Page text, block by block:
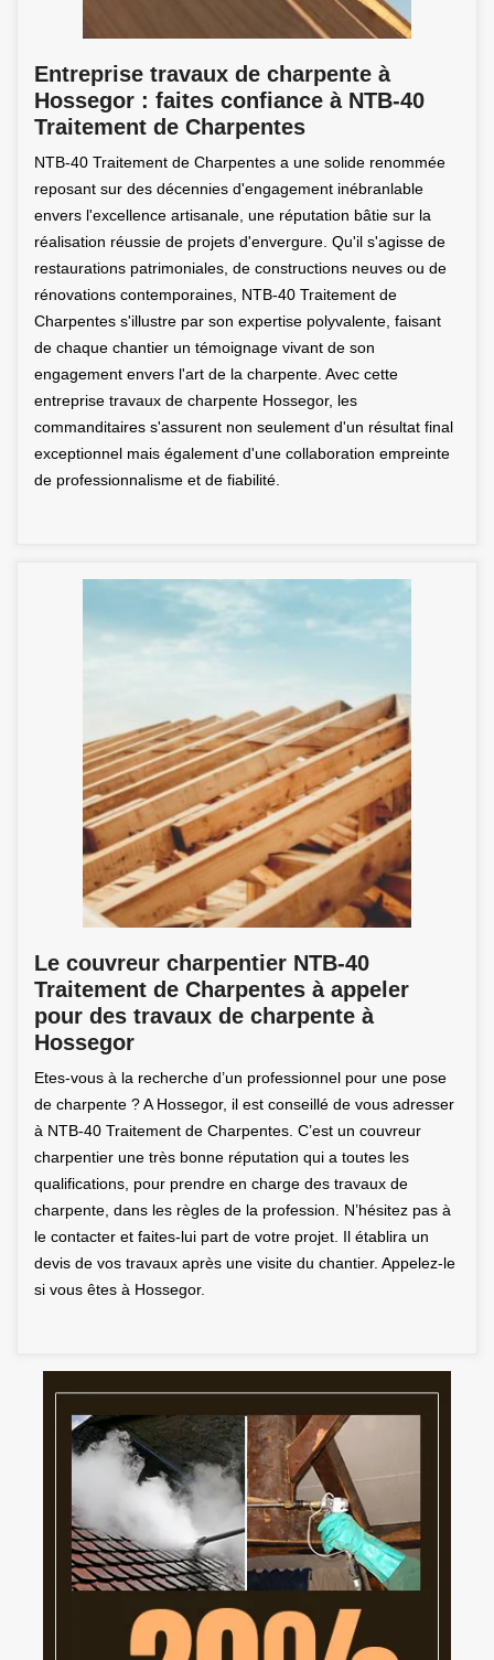
Entreprise travaux de charpente à
Hossegor : faites confiance à NTB-40
Traitement de Charpentes
NTB-40 Traitement de Charpentes a une solide renommée
reposant sur des décennies d'engagement inébranlable
envers l'excellence artisanale, une réputation bâtie sur la
réalisation réussie de projets d'envergure. Qu'il s'agisse de
restaurations patrimoniales, de constructions neuves ou de
rénovations contemporaines, NTB-40 Traitement de
Charpentes s'illustre par son expertise polyvalente, faisant
de chaque chantier un témoignage vivant de son
engagement envers l'art de la charpente. Avec cette
entreprise travaux de charpente Hossegor, les
commanditaires s'assurent non seulement d'un résultat final
exceptionnel mais également d'une collaboration empreinte
de professionnalisme et de fiabilité.
Le couvreur charpentier NTB-40
Traitement de Charpentes à appeler
pour des travaux de charpente à
Hossegor
Etes-vous à la recherche d’un professionnel pour une pose
de charpente ? A Hossegor, il est conseillé de vous adresser
à NTB-40 Traitement de Charpentes. C’est un couvreur
charpentier une très bonne réputation qui a toutes les
qualifications, pour prendre en charge des travaux de
charpente, dans les règles de la profession. N’hésitez pas à
le contacter et faites-lui part de votre projet. Il établira un
devis de vos travaux après une visite du chantier. Appelez-le
si vous êtes à Hossegor.